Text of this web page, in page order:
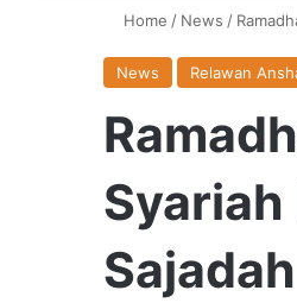
Home / News /
News Relawan
Syariah